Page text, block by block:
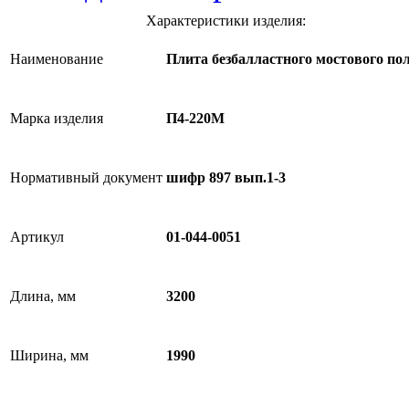
Характеристики изделия:
Наименование Плита безбалластного мостового
Марка изделия П4-220М
Нормативный документ шифр 897 вып.1-3
Артикул 01-044-0051
Длина, мм 3200
Ширина, мм 1990